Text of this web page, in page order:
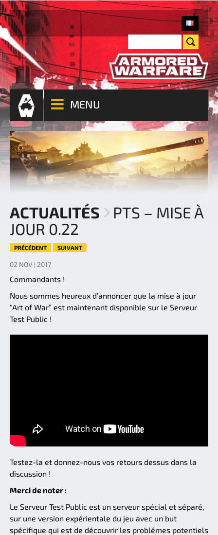
MENU
ACTUALITÉS
PTS – MISE À
JOUR 0.22
PRÉCÉDENT SUIVANT
02 NOV | 2017
Commandants !
Nous sommes heureux d’annoncer que la mise à jour
“Art of War” est maintenant disponible sur le Serveur
Test Public !
Testez-la et donnez-nous vos retours dessus dans la
discussion !
Merci de noter :
Le Serveur Test Public est un serveur spécial et séparé,
sur une version expérientale du jeu avec un but
spécifique qui est de découvrir les problémes potentiels